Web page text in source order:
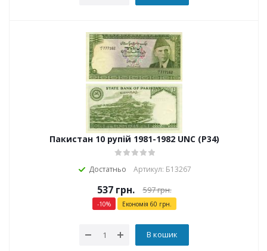
Пакистан 10 рупій 1981-1982 UNC (P34)
Достатньо Артикул: Б13267
537грн. 597грн.
-10% Економія 60 грн.
В кошик